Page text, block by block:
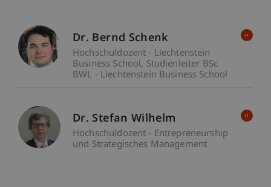
Dr. Bernd Schenk
Hochschuldozent - Liechtenstein
Business School Studienleiter BSc
BWL - Liechtenstein Business School
Dr. Stefan Wilhelm
Hochschuldozent - Entrepreneurship
und Strategisches Management